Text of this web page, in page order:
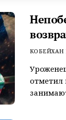
КОБЕЙХАН
отметил